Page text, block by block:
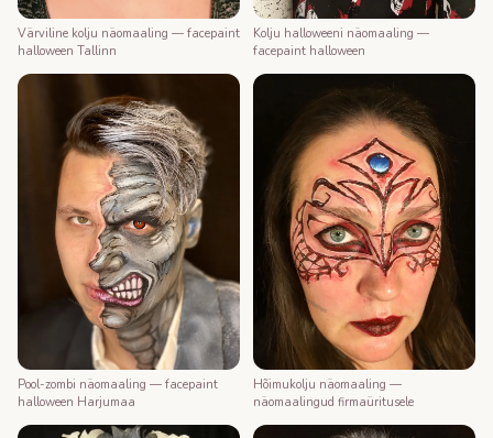
Värviline kolju näomaaling — facepaint
halloween Tallinn
Kolju halloweeni näomaaling —
facepaint halloween
Pool-zombi näomaaling — facepaint
halloween Harjumaa
Hõimukolju näomaaling —
näomaalingud firmaüritusele